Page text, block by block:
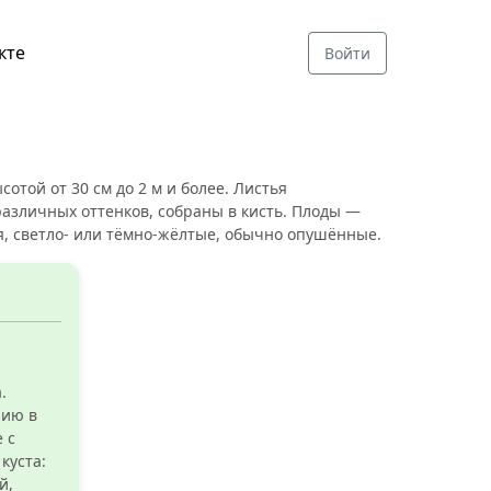
Войти
от 30 см до 2 м и более. Листья
оттенков, собраны в кисть. Плоды —
светло- или тёмно-жёлтые, обычно опушённые.
в
с